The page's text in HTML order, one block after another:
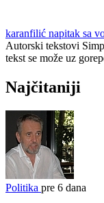
karanfilić napitak sa
Autorski tekstovi
tekst se može uz
Najčitaniji
Politika pre 6 dana